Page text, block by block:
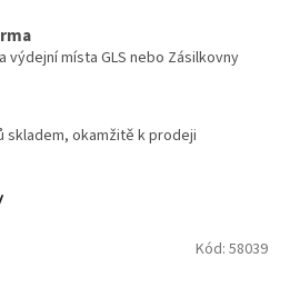
výdejní místa GLS nebo Zásilkovny
skladem, okamžitě k prodeji
Kód: 58039